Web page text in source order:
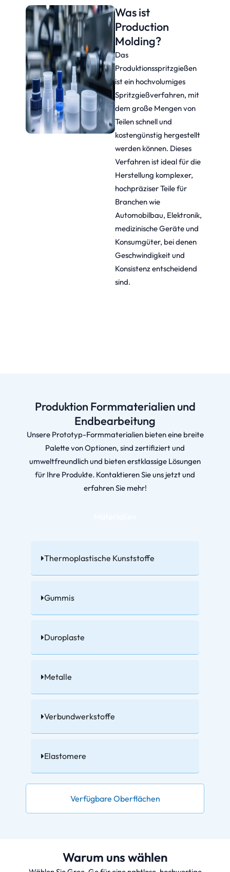
Was ist
Production
Molding?
Das
Produktionsspritzgießen
ist ein hochvolumiges
Spritzgießverfahren, mit
dem große Mengen von
Teilen schnell und
kostengünstig hergestellt
werden können. Dieses
Verfahren ist ideal für die
Herstellung komplexer,
hochpräziser Teile für
Branchen wie
Automobilbau, Elektronik,
medizinische Geräte und
Konsumgüter, bei denen
Geschwindigkeit und
Konsistenz entscheidend
sind.
Produktion Formmaterialien und
Endbearbeitung
Unsere Prototyp-Formmaterialien bieten eine breite
Palette von Optionen, sind zertifiziert und
umweltfreundlich und bieten erstklassige Lösungen
für Ihre Produkte. Kontaktieren Sie uns jetzt und
erfahren Sie mehr!
Verfügbare Oberflächen
Thermoplastische Kunststoffe
Gummis
Duroplaste
Metalle
Verbundwerkstoffe
Elastomere
Warum uns wählen